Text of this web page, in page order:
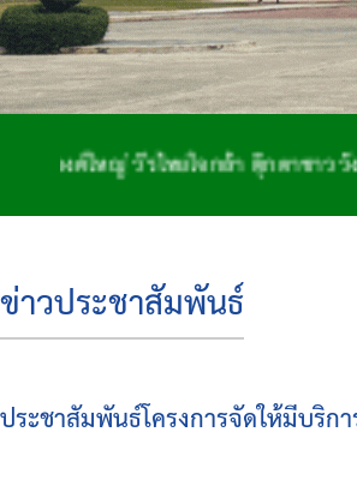
วีรไทยใจกล้า ตุ๊กตาชาววัง โด่งดังจัก
ข่าวประชาสัมพันธ์
ประชาสัมพันธ์โครงการจัดให้มีบริก